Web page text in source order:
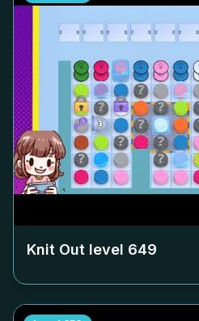
Knit Out level 649